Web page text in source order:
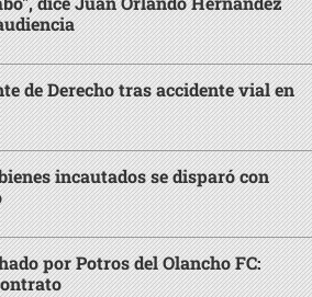
de Derecho tras accidente vial en
incautados se disparó con
por Potros del Olancho FC: